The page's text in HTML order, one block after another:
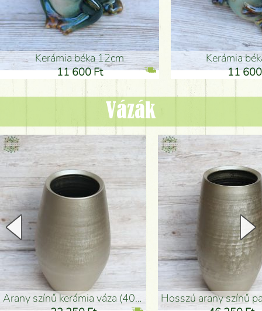
Kerámia béka 12cm
11 600 Ft
Kerámia
11
Vázák
arany színű kerámia váza (40x26cm)
hosszú arany színű